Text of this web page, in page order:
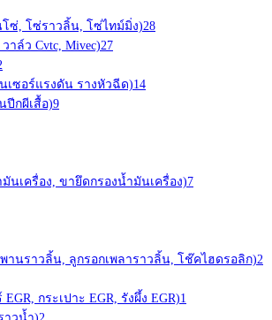
ซ่, โซ่ราวลิ้น, โซ่ไทม์มิ่ง)28
าล์ว Cvtc, Mivec)27
เซอร์แรงดัน รางหัวฉีด)14
ปีกผีเสื้อ)9
นเครื่อง, ขายึดกรองน้ำมันเครื่อง)7
นราวลิ้น, ลูกรอกเพลาราวลิ้น, โช๊คไฮดรอลิก)2
กระเปาะ EGR, รังผึ้ง EGR)1